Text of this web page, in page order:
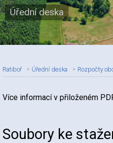
Úřední deska
Ratiboř Úřední deska Rozpočty
Nadpis
Více informací v přiloženém
Soubory ke